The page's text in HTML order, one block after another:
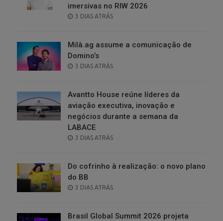
imersivas no RIW 2026
POSTED
3 DIAS ATRÁS
Milà.ag assume a comunicação de
Domino’s
POSTED
3 DIAS ATRÁS
Avantto House reúne líderes da
aviação executiva, inovação e
negócios durante a semana da
LABACE
POSTED
3 DIAS ATRÁS
Do cofrinho à realização: o novo plano
do BB
POSTED
3 DIAS ATRÁS
Brasil Global Summit 2026 projeta